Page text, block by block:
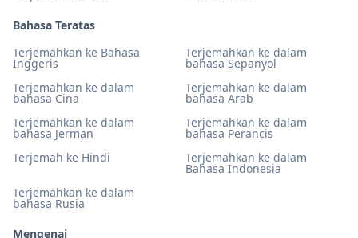
Bahasa Teratas
Terjemahkan ke Bahasa
Inggeris
Terjemahkan ke dalam
bahasa Sepanyol
Terjemahkan ke dalam
bahasa Cina
Terjemahkan ke dalam
bahasa Arab
Terjemahkan ke dalam
bahasa Jerman
Terjemahkan ke dalam
bahasa Perancis
Terjemah ke Hindi
Terjemahkan ke dalam
Bahasa Indonesia
Terjemahkan ke dalam
bahasa Rusia
Mengenai